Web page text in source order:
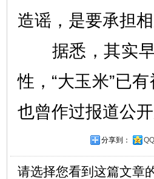
造谣，是要承担
据悉，其实早
性，“大玉米”已
也曾作过报道公开
分享到：
请选择您看到这篇文章